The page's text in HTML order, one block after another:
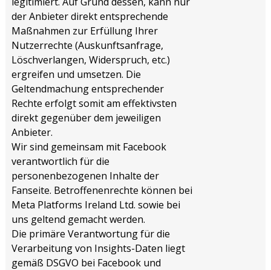
der Anbieter direkt entsprechende
Maßnahmen zur Erfüllung Ihrer
Nutzerrechte (Auskunftsanfrage,
Löschverlangen, Widerspruch, etc.)
ergreifen und umsetzen. Die
Geltendmachung entsprechender
Rechte erfolgt somit am effektivsten
direkt gegenüber dem jeweiligen
Anbieter.
Wir sind gemeinsam mit Facebook
verantwortlich für die
personenbezogenen Inhalte der
Fanseite. Betroffenenrechte können bei
Meta Platforms Ireland Ltd. sowie bei
uns geltend gemacht werden.
Die primäre Verantwortung für die
Verarbeitung von Insights-Daten liegt
gemäß DSGVO bei Facebook und